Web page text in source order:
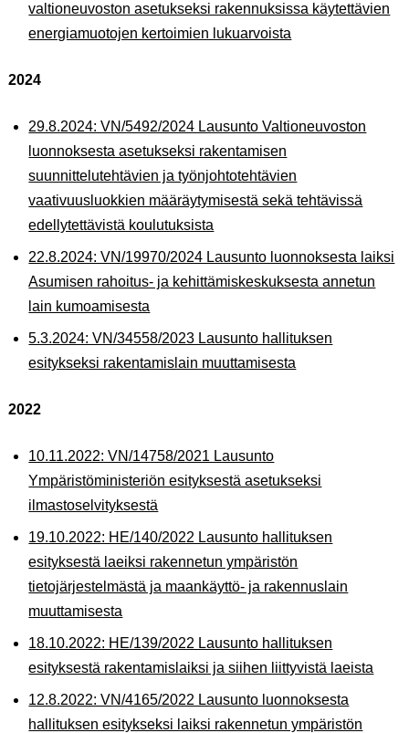
valtioneuvoston asetukseksi rakennuksissa käytettävien
energiamuotojen kertoimien lukuarvoista
2024
29.8.2024: VN/5492/2024 Lausunto Valtioneuvoston
luonnoksesta asetukseksi rakentamisen
suunnittelutehtävien ja työnjohtotehtävien
vaativuusluokkien määräytymisestä sekä tehtävissä
edellytettävistä koulutuksista
22.8.2024: VN/19970/2024 Lausunto luonnoksesta laiksi
Asumisen rahoitus- ja kehittämiskeskuksesta annetun
lain kumoamisesta
5.3.2024: VN/34558/2023 Lausunto hallituksen
esitykseksi rakentamislain muuttamisesta
2022
10.11.2022: VN/14758/2021 Lausunto
Ympäristöministeriön esityksestä asetukseksi
ilmastoselvityksestä
19.10.2022: HE/140/2022 Lausunto hallituksen
esityksestä laeiksi rakennetun ympäristön
tietojärjestelmästä ja maankäyttö- ja rakennuslain
muuttamisesta
18.10.2022: HE/139/2022 Lausunto hallituksen
esityksestä rakentamislaiksi ja siihen liittyvistä laeista
12.8.2022: VN/4165/2022 Lausunto luonnoksesta
hallituksen esitykseksi laiksi rakennetun ympäristön